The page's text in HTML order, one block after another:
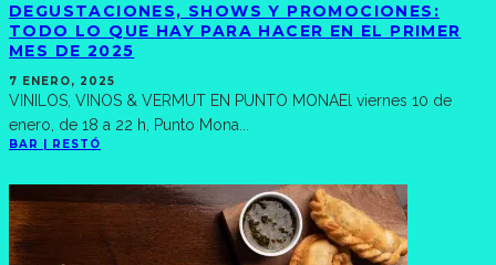
DEGUSTACIONES, SHOWS Y PROMOCIONES:
TODO LO QUE HAY PARA HACER EN EL PRIMER
MES DE 2025
7 ENERO, 2025
VINILOS, VINOS & VERMUT EN PUNTO MONAEl viernes 10 de
enero, de 18 a 22 h, Punto Mona
BAR | RESTÓ